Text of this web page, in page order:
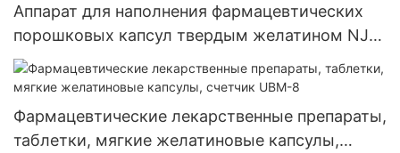
Аппарат для наполнения фармацевтических
порошковых капсул твердым желатином NJP
2500C
Фармацевтические лекарственные препараты,
таблетки, мягкие желатиновые капсулы,